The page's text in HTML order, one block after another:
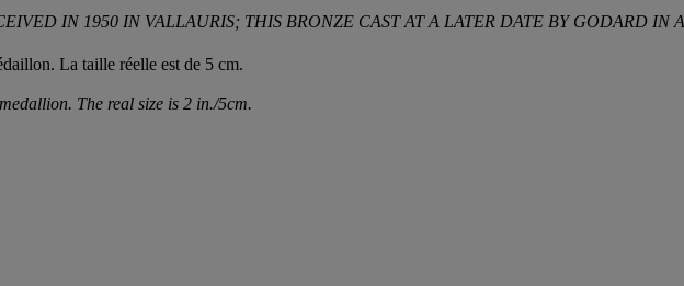
IN 1950 IN VALLAURIS; THIS BRONZE CAST AT A LATER DATE BY GODARD IN
La taille réelle est de 5 cm.
The real size is 2 in./5cm.